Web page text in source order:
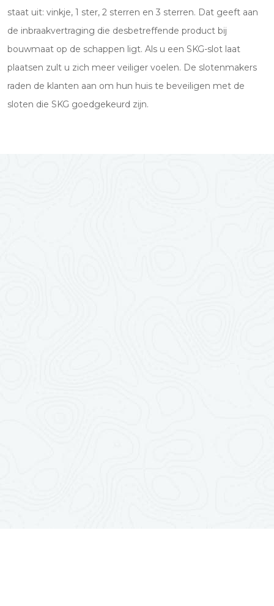
staat uit: vinkje, 1 ster, 2 sterren en 3 sterren. Dat geeft aan
de inbraakvertraging die desbetreffende product bij
bouwmaat op de schappen ligt. Als u een SKG-slot laat
plaatsen zult u zich meer veiliger voelen. De slotenmakers
raden de klanten aan om hun huis te beveiligen met de
sloten die SKG goedgekeurd zijn.